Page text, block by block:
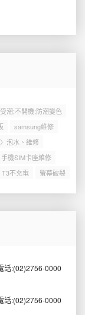
潮;不開機;防潮變色
samsung維修
泡水、維修
手機SIM卡座維修
T3不充電 螢幕破裂
話:(02)2756-0000
話:(02)2756-0000